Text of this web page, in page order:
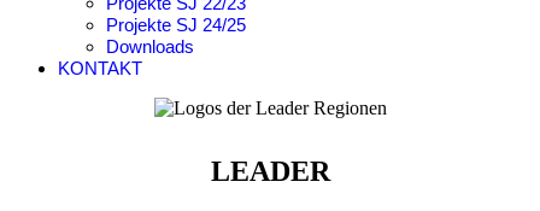
Projekte SJ 24/25
Downloads
KONTAKT
LEADER